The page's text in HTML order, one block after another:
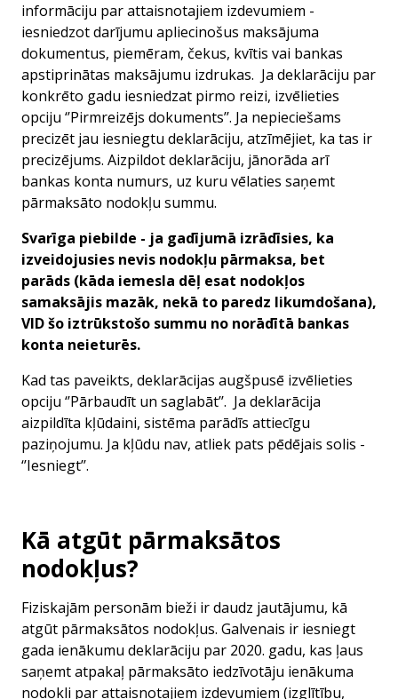
informāciju par attaisnotajiem izdevumiem -
iesniedzot darījumu apliecinošus maksājuma
dokumentus, piemēram, čekus, kvītis vai bankas
apstiprinātas maksājumu izdrukas. Ja deklarāciju par
konkrēto gadu iesniedzat pirmo reizi, izvēlieties
opciju ‘’Pirmreizējs dokuments’’. Ja nepieciešams
precizēt jau iesniegtu deklarāciju, atzīmējiet, ka tas ir
precizējums. Aizpildot deklarāciju, jānorāda arī
bankas konta numurs, uz kuru vēlaties saņemt
pārmaksāto nodokļu summu.
Svarīga piebilde - ja gadījumā izrādīsies, ka
izveidojusies nevis nodokļu pārmaksa, bet
parāds (kāda iemesla dēļ esat nodokļos
samaksājis mazāk, nekā to paredz likumdošana),
VID šo iztrūkstošo summu no norādītā bankas
konta neieturēs.
Kad tas paveikts, deklarācijas augšpusē izvēlieties
opciju ‘’Pārbaudīt un saglabāt’’. Ja deklarācija
aizpildīta kļūdaini, sistēma parādīs attiecīgu
paziņojumu. Ja kļūdu nav, atliek pats pēdējais solis -
‘’Iesniegt’’.
Kā atgūt pārmaksātos
nodokļus?
Fiziskajām personām bieži ir daudz jautājumu, kā
atgūt pārmaksātos nodokļus. Galvenais ir iesniegt
gada ienākumu deklarāciju par 2020. gadu, kas ļaus
saņemt atpakaļ pārmaksāto iedzīvotāju ienākuma
nodokli par attaisnotajiem izdevumiem (izglītību,